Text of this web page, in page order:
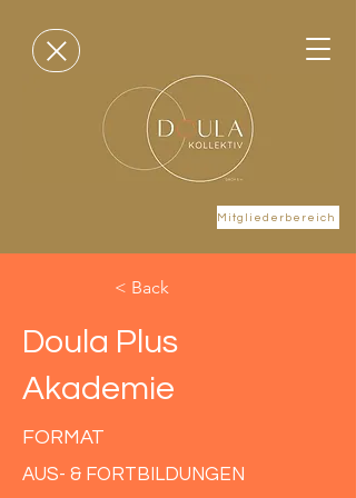
Mitgliederbereich
< Back
Doula Plus
Akademie
FORMAT
AUS- & FORTBILDUNGEN